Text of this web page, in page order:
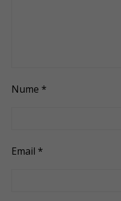
Nume *
Email *